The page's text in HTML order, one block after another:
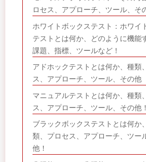
ロセス、アプローチ、ツール、そ
ホワイトボックステスト：ホワイ
テストとは何か、どのように機能
課題、指標、ツールなど！
アドホックテストとは何か、種類
ス、アプローチ、ツール、その他
マニュアルテストとは何か、種類
ス、アプローチ、ツール、その他！
ブラックボックステストとは何か
類、プロセス、アプローチ、ツー
他！